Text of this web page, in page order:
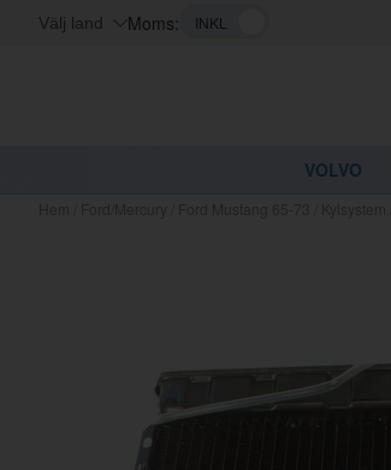
Välj land Moms:
VOLVO